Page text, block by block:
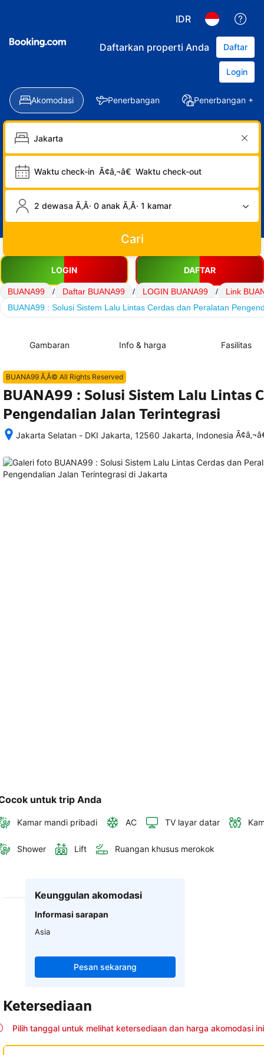
IDR
Daftarkan properti Anda Daftar
Login
Akomodasi Penerbangan Penerbangan +
Waktu check-in Ã¢â‚¬â€ Waktu check-out
2 dewasa Ã‚Â· 0 anak Ã‚Â· 1 kamar
Cari
LOGIN DAFTAR
BUANA99 / Daftar BUANA99 / LOGIN BUANA99 /
Link
BUANA99 : Solusi Sistem Lalu Lintas Cerdas dan Peralatan
Gambaran Info & harga Fasilitas
BUANA99 Ã‚Â© All Rights Reserved
BUANA99 : Solusi Sistem Lalu Lintas
Pengendalian Jalan Terintegrasi
Jakarta Selatan - DKI Jakarta, 12560 Jakarta, Indonesia
memesan,
semua
rincian
untuk trip Anda
Kamar mandi pribadi AC TV layar datar
Shower Lift Ruangan khusus merokok
Keunggulan akomodasi
Informasi sarapan
Asia
Pesan sekarang
Ketersediaan
Pilih tanggal untuk melihat ketersediaan dan harga akomodasi ini